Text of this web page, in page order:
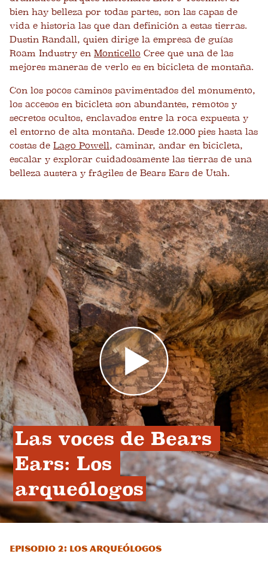
bien hay belleza por todas partes, son las capas de
vida e historia las que dan definición a estas tierras.
Dustin Randall, quien dirige la empresa de guías
Roam Industry en Monticello Cree que una de las
mejores maneras de verlo es en bicicleta de montaña.
Con los pocos caminos pavimentados del monumento,
los accesos en bicicleta son abundantes, remotos y
secretos ocultos, enclavados entre la roca expuesta y
el entorno de alta montaña. Desde 12.000 pies hasta las
costas de Lago Powell, caminar, andar en bicicleta,
escalar y explorar cuidadosamente las tierras de una
belleza austera y frágiles de Bears Ears de Utah.
Las voces de Bears
Ears: Los
arqueólogos
Episodio 2: Los arqueólogos